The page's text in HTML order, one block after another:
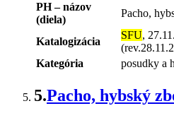
PH – názov
(diela)
Pacho,
Katalogizácia
SFU,
Kategória
posudky a
5.Pacho, hybský